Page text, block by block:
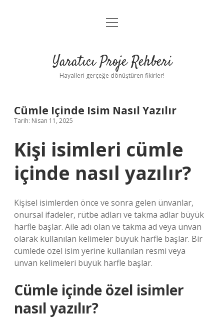
Anasayfa
Yasal Uyarı
menüyü
Yaratıcı Proje Rehberi
Hayalleri gerçeğe dönüştüren fikirler!
Cümle Içinde Isim Nasıl Yazılır
Tarih: Nisan 11, 2025
Kişi isimleri cümle
içinde nasıl yazılır?
Kişisel isimlerden önce ve sonra gelen ünvanlar,
onursal ifadeler, rütbe adları ve takma adlar büyük
harfle başlar. Aile adı olan ve takma ad veya ünvan
olarak kullanılan kelimeler büyük harfle başlar. Bir
cümlede özel isim yerine kullanılan resmi veya
ünvan kelimeleri büyük harfle başlar.
Cümle içinde özel isimler
nasıl yazılır?